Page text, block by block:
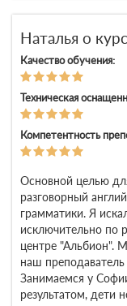
Наталья о
Качество обучения:
Техническая
Компетентность
Основной целью
разговорный
грамматики. Я
исключительно по
центре "Альбион".
наш
Занимаемся у
результатом, дети